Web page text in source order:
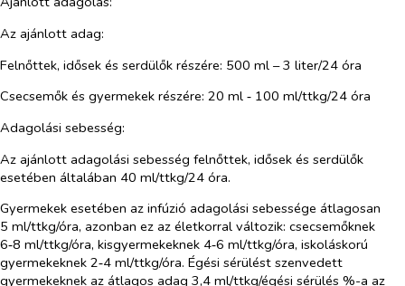
Az ajánlott adag:
Felnőttek, idősek és serdülők részére: 500 ml – 3 liter/24 óra
Csecsemők és gyermekek részére: 20 ml ‑ 100 ml/ttkg/24 óra
Adagolási sebesség:
Az ajánlott adagolási sebesség felnőttek, idősek és serdülők
esetében általában 40 ml/ttkg/24 óra.
Gyermekek esetében az infúzió adagolási sebessége átlagosan
5 ml/ttkg/óra, azonban ez az életkorral változik: csecsemőknek
6‑8 ml/ttkg/óra, kisgyermekeknek 4‑6 ml/ttkg/óra, iskoláskorú
gyermekeknek 2‑4 ml/ttkg/óra. Égési sérülést szenvedett
gyermekeknek az átlagos adag 3,4 ml/ttkg/égési sérülés %-a az